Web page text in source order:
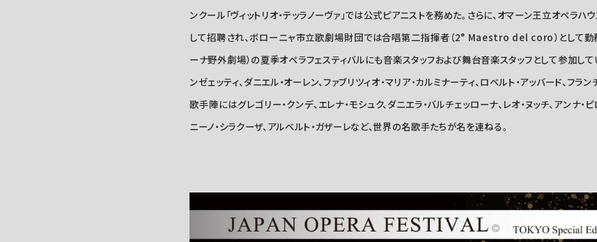
ンクール「ヴィットリオ・テッラノーヴァ」では公式ピアニストを務めた。さらに、オマーン王立オペラハ
して招聘され、ボローニャ市立歌劇場財団では合唱第二指揮者（2° Maestro del coro）として勤務
ーナ野外劇場）の夏季オペラフェスティバルにも音楽スタッフおよび舞台音楽スタッフとして参加して
ンゼェッティ、ダニエル・オーレン、ファブリツィオ・マリア・カルミナーティ、ロベルト・アッバード、フラ
歌手陣にはグレゴリー・クンデ、エレナ・モシュク、ダニエラ・バルチェッローナ、レオ・ヌッチ、アンナ・
ニーノ・シラクーザ、アルベルト・ガザーレなど、世界の名歌手たちが名を連ねる。